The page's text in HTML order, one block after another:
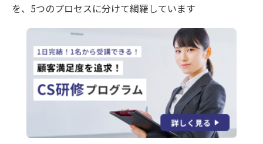
を、5つのプロセスに分けて網羅しています